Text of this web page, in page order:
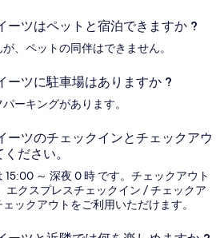
ーツはペットと宿泊できますか ?
、ペットの同伴はできません。
ーツに駐車場はありますか ?
ーキングがあります。
ーツのチェックインとチェックアウ
ださい。
～ 深夜 0 時 です。チェックアウト
エクスプレスチェックイン / チェックア
ックアウトをご利用いただけます。